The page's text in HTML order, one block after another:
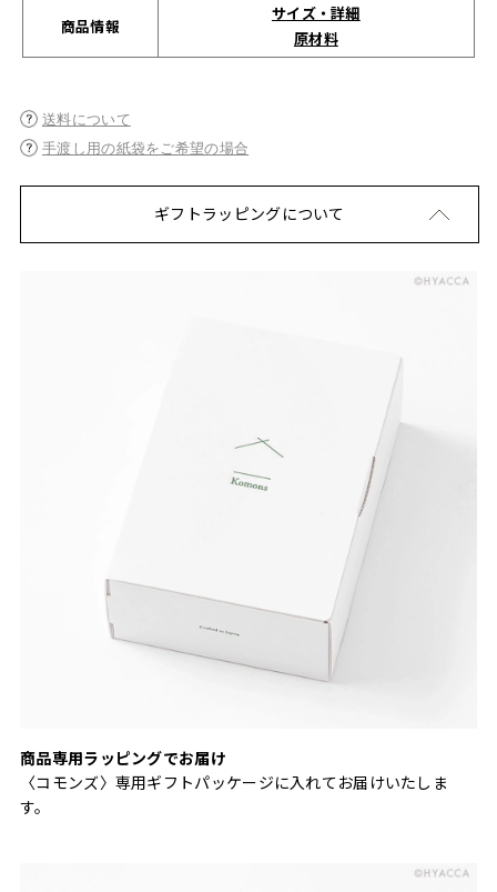
商品情報
サイズ・詳細
原材料
送料について
手渡し用の紙袋をご希望の場合
ギフトラッピングについて
商品専用ラッピングでお届け
〈コモンズ〉専用ギフトパッケージに入れてお届けいたしま
す。